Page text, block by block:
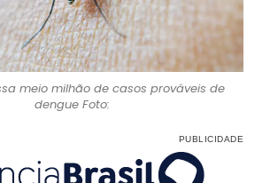
meio milhão de casos prováveis de
dengue Foto: